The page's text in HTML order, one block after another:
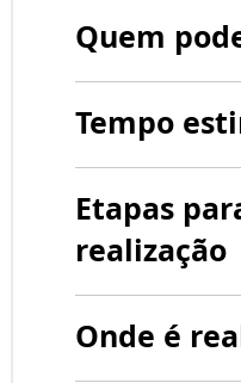
Quem
Tempo
Etapas
realização
Onde é